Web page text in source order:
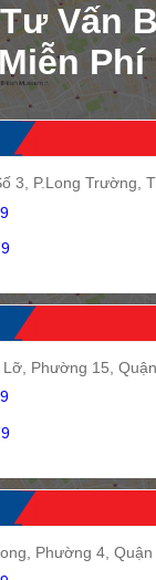
Vấn
Phí
3, P.Long Trường,
Lỡ, Phường 15,
Phường 4, Quận